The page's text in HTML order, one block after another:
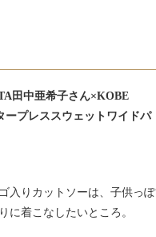
田中亜希子さん×KOBE
ープレススウェットワイドパ
入りカットソーは、子供っぽ
に着こなしたいところ。